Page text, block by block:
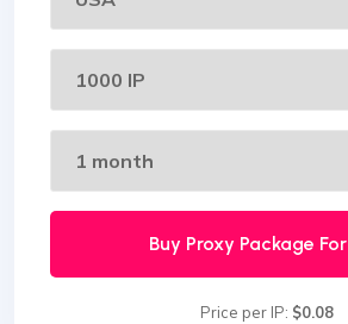
Buy Proxy Package For
Price per IP: $0.08